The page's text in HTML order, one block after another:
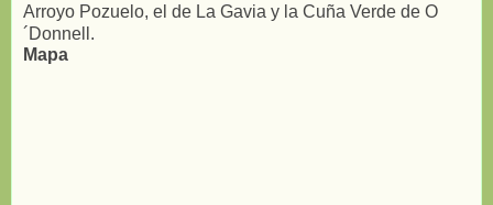
Arroyo Pozuelo, el de La Gavia y la Cuña Verde de O
´Donnell.
Mapa